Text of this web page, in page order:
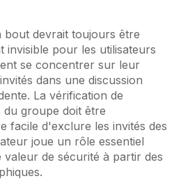
bout devrait toujours être
invisible pour les utilisateurs
se concentrer sur leur
dans une discussion
La vérification de
du groupe doit être
facile d'exclure les invités des
joue un rôle essentiel
de sécurité à partir des